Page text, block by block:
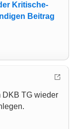
Kritische-
Beitrag
DKB TG wieder